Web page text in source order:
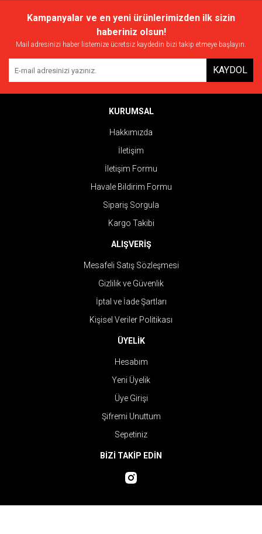
Pump ve odaklanma etkisi harika. Gamer olduğum için odaklanma
sorunumu ortadan kaldırdı. Çok başarılı bir ürün çok beğendim.
tarafımıza iletebilirsiniz.
Görüş ve önerileriniz için teşekkür ederiz.
Ürün resmi kalitesiz, bozuk veya görüntülenemiyor.
Ürün açıklamasında eksik bilgiler bulunuyor.
Ürün fiyatı diğer sitelerden daha pahalı.
Gönder
Kampanyalar ve en yeni ürünlerimizden ilk sizin
haberiniz olsun!
Mail adresinizi haber listemize ücretsiz kaydedin bizi takip etmeye başlayın.
KAYDOL
KURUMSAL
Hakkımızda
İletişim
İletişim Formu
Havale Bildirim Formu
Sipariş Sorgula
Kargo Takibi
ALIŞVERİŞ
Mesafeli Satış Sözleşmesi
Gizlilik ve Güvenlik
İptal ve İade Şartları
Kişisel Veriler Politikası
ÜYELİK
Hesabım
Yeni Üyelik
Üye Girişi
Şifremi Unuttum
Sepetiniz
BİZİ TAKİP EDİN